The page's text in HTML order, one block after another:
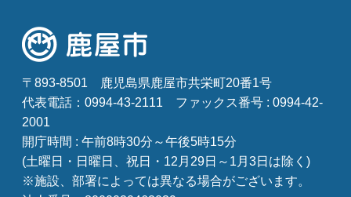
〒893-8501
鹿児島県鹿屋市共栄町20番1号
代表電話：0994-43-2111
ファックス番号 : 0994-42-
2001
開庁時間 : 午前8時30分～午後5時15分
(土曜日・日曜日、祝日・12月29日～1月3日は除く)
※施設、部署によっては異なる場合がございます。